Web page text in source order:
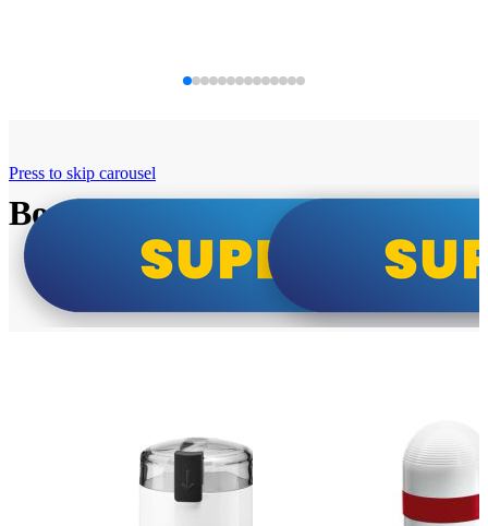
Bosch super cene
Press to skip carousel